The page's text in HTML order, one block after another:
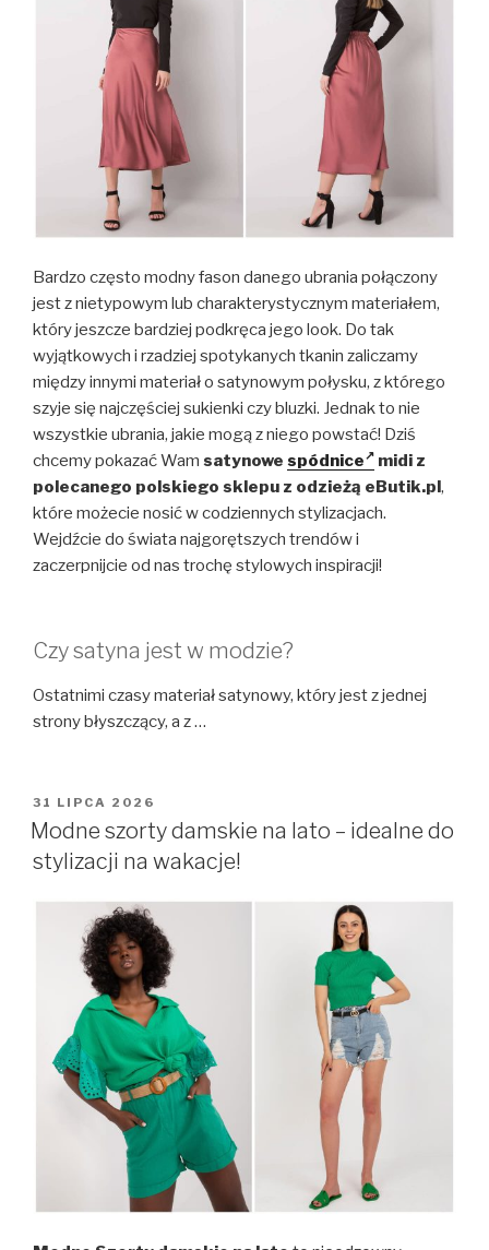
Bardzo często modny fason danego ubrania połączony
jest z nietypowym lub charakterystycznym materiałem,
który jeszcze bardziej podkręca jego look. Do tak
wyjątkowych i rzadziej spotykanych tkanin zaliczamy
między innymi materiał o satynowym połysku, z którego
szyje się najczęściej sukienki czy bluzki. Jednak to nie
wszystkie ubrania, jakie mogą z niego powstać! Dziś
chcemy pokazać Wam satynowe spódnice
midi z
polecanego polskiego sklepu z odzieżą eButik.pl,
które możecie nosić w codziennych stylizacjach.
Wejdźcie do świata najgorętszych trendów i
zaczerpnijcie od nas trochę stylowych inspiracji!
Czy satyna jest w modzie?
Ostatnimi czasy materiał satynowy, który jest z jednej
strony błyszczący, a z …
OPUBLIKOWANE
W
31 LIPCA 2026
Modne szorty damskie na lato – idealne do
stylizacji na wakacje!